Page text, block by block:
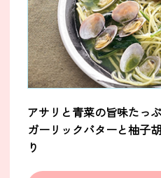
アサリと青菜の旨味たっ
ガーリックバターと柚子
り